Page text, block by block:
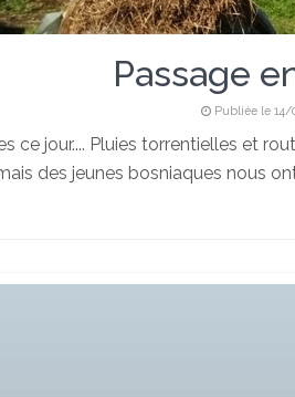
Passage
Publiée le 14/
ce jour.... Pluies torrentielles et
des jeunes bosniaques nous